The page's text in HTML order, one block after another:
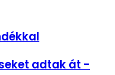
adtak át -